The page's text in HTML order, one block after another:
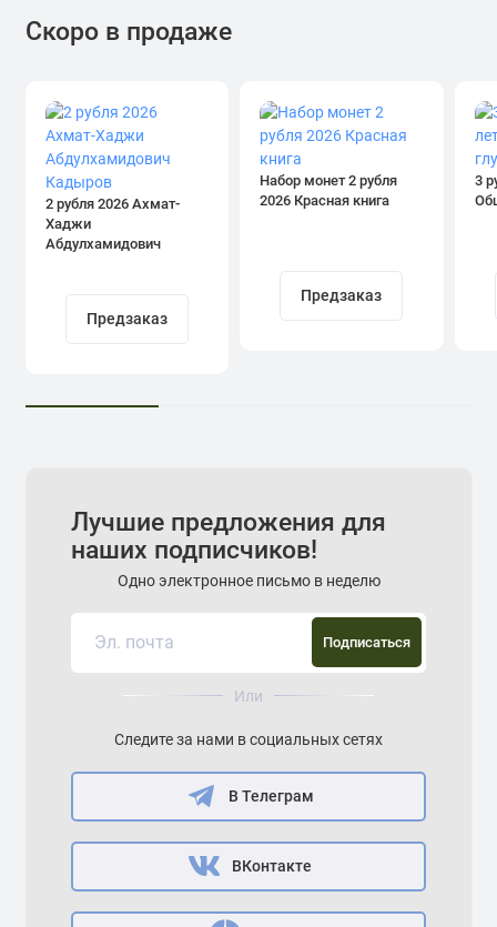
Скоро в продаже
2 рубля 2026 Ахмат-
Хаджи
Абдулхамидович
Предзаказ
Набор монет 2 рубля
2026 Красная книга
Предзаказ
3
Лучшие предложения для
наших подписчиков!
Одно электронное письмо в неделю
Подписаться
Или
Следите за нами в социальных сетях
В Телеграм
ВКонтакте